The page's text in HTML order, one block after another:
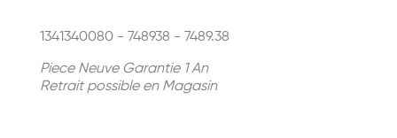
1341340080 - 748938 - 7489.38
Piece Neuve Garantie 1 An
Retrait possible en Magasin